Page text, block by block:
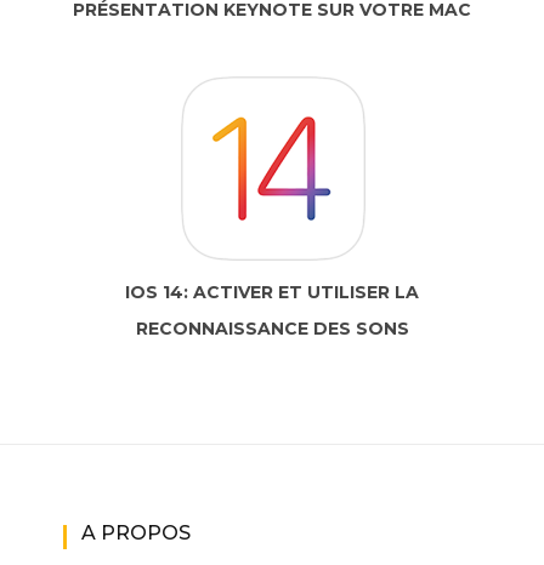
PRÉSENTATION KEYNOTE SUR VOTRE MAC
IOS 14: ACTIVER ET UTILISER LA
RECONNAISSANCE DES SONS
A PROPOS